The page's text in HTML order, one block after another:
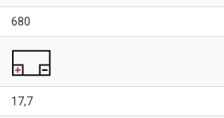
680
17,7